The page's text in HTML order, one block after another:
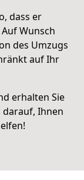
dass er
Auf Wunsch
des Umzugs
auf Ihr
erhalten Sie
darauf, Ihnen